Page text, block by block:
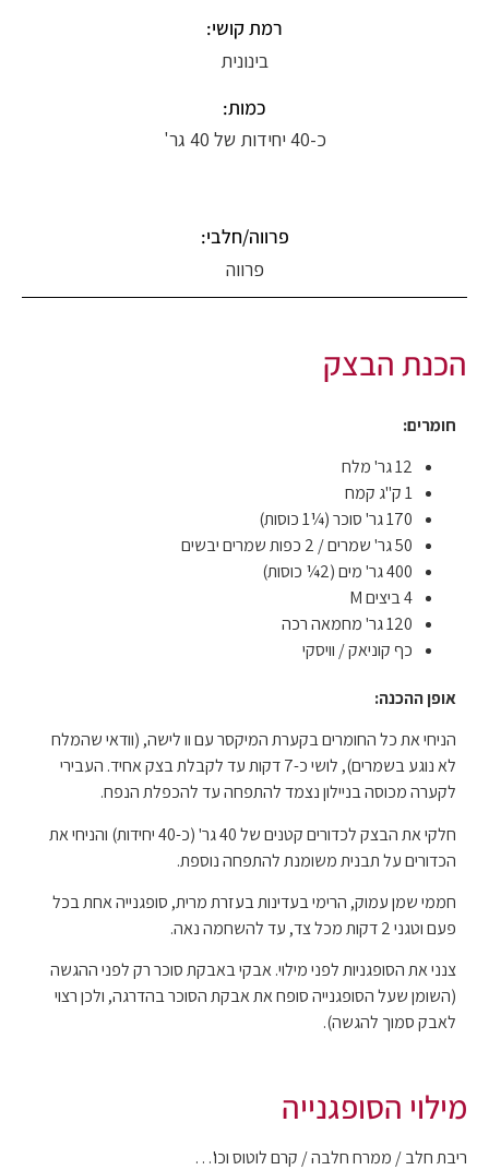
רמת קושי:
בינונית
כמות:
כ-40 יחידות של 40 גר'
פרווה/חלבי:
פרווה
הכנת הבצק
חומרים:
12 גר' מלח
1 ק"ג קמח
170 גר' סוכר (¼1 כוסות)
50 גר' שמרים / 2 כפות שמרים יבשים
400 גר' מים (2¼ כוסות)
4 ביצים M
120 גר' מחמאה רכה
כף קוניאק / וויסקי
אופן ההכנה:
הניחי את כל החומרים בקערת המיקסר עם וו לישה, (וודאי שהמלח
לא נוגע בשמרים), לושי כ-7 דקות עד לקבלת בצק אחיד. העבירי
לקערה מכוסה בניילון נצמד להתפחה עד להכפלת הנפח.
חלקי את הבצק לכדורים קטנים של 40 גר' (כ-40 יחידות) והניחי את
הכדורים על תבנית משומנת להתפחה נוספת.
חממי שמן עמוק, הרימי בעדינות בעזרת מרית, סופגנייה אחת בכל
פעם וטגני 2 דקות מכל צד, עד להשחמה נאה.
צנני את הסופגניות לפני מילוי. אבקי באבקת סוכר רק לפני ההגשה
(השומן שעל הסופגנייה סופח את אבקת הסוכר בהדרגה, ולכן רצוי
לאבק סמוך להגשה).
מילוי הסופגנייה
ריבת חלב / ממרח חלבה / קרם לוטוס וכו'…